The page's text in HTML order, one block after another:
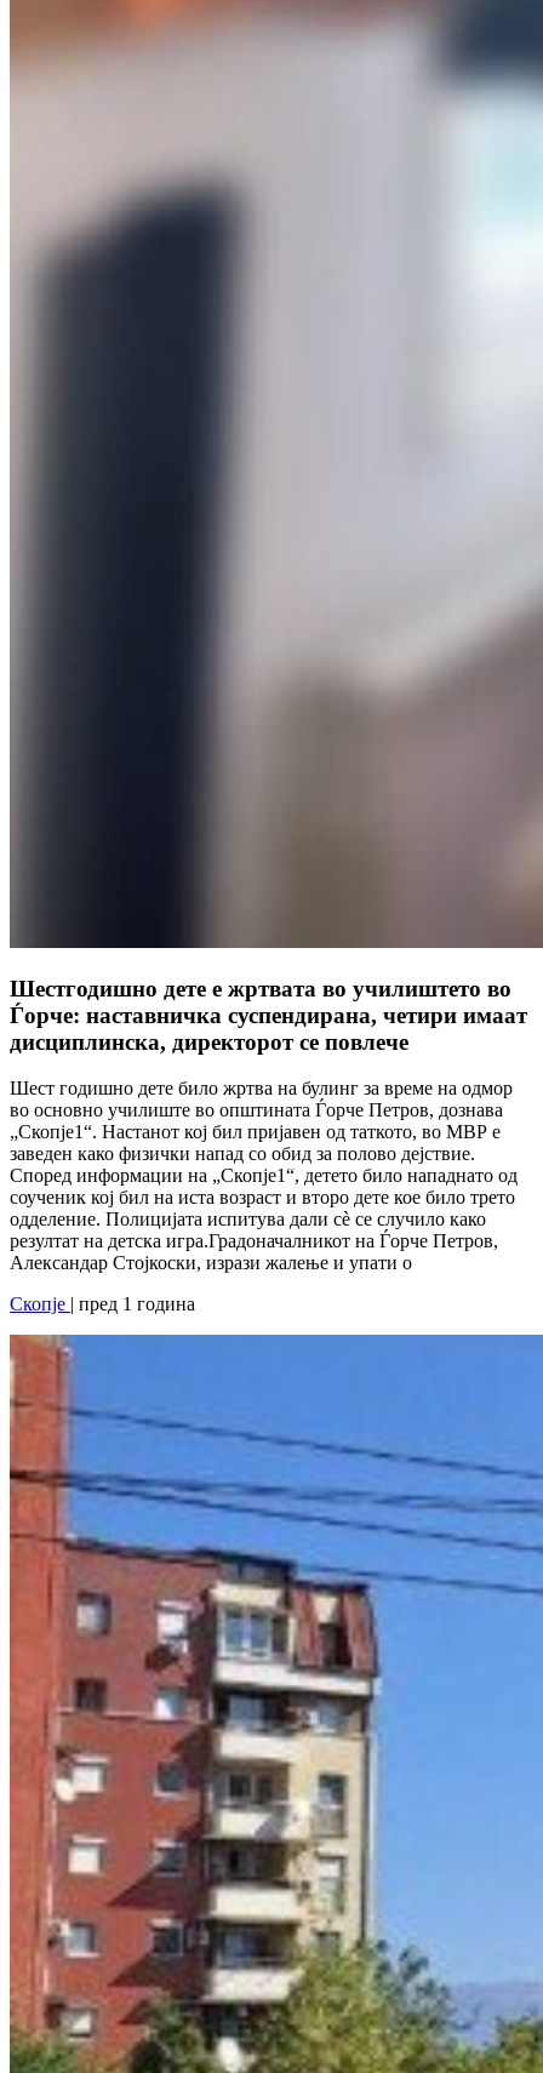
Шестгодишно дете е жртвата во училиштето во
Ѓорче: наставничка суспендирана, четири имаат
дисциплинска, директорот се повлече
Шест годишно дете било жртва на булинг за време на одмор
во основно училиште во општината Ѓорче Петров, дознава
„Скопје1“. Настанот кој бил пријавен од таткото, во МВР е
заведен како физички напад со обид за полово дејствие.
Според информации на „Скопје1“, детето било нападнато од
соученик кој бил на иста возраст и второ дете кое било трето
одделение. Полицијата испитува дали сѐ се случило како
резултат на детска игра.Градоначалникот на Ѓорче Петров,
Александар Стојкоски, изрази жалење и упати о
Скопје | пред 1 година